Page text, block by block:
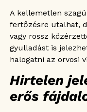
A kellemetlen
fertőzésre utalhat,
vagy rossz
gyulladást is
halogatni az orvosi
Hirtelen
erős